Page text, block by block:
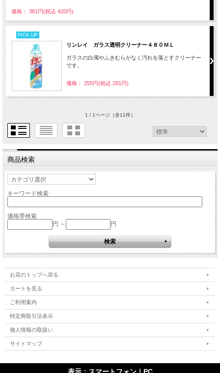
価格： 381円(税込 420円)
PICK UP
リンレイ ガラス透明クリーナー４８０ＭＬ
ガラスの白濁やふきむらがなく汚れを落とすクリーナー
です。
価格： 255円(税込 281円)
1 / 1ページ（全11件）
商品検索
キーワード検索
価格帯検索
円 ～
円
お店のトップへ戻る
カートを見る
ご利用案内
特定商取引法表示
個人情報の取扱い
サイトマップ